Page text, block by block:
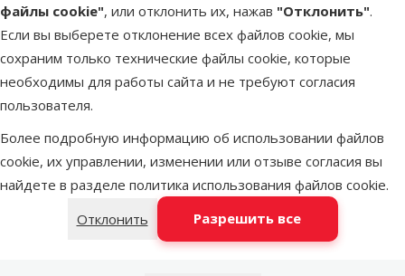
файлы cookie", или отклонить их, нажав "Отклонить".
Если вы выберете отклонение всех файлов cookie, мы
сохраним только технические файлы cookie, которые
необходимы для работы сайта и не требуют согласия
пользователя.
Более подробную информацию об использовании файлов
cookie, их управлении, изменении или отзыве согласия вы
найдете в разделе политика использования файлов cookie.
Отклонить
Разрешить все
LATVIJAS PASTS почтовое
отделение
во вторник
Добавить в корзину